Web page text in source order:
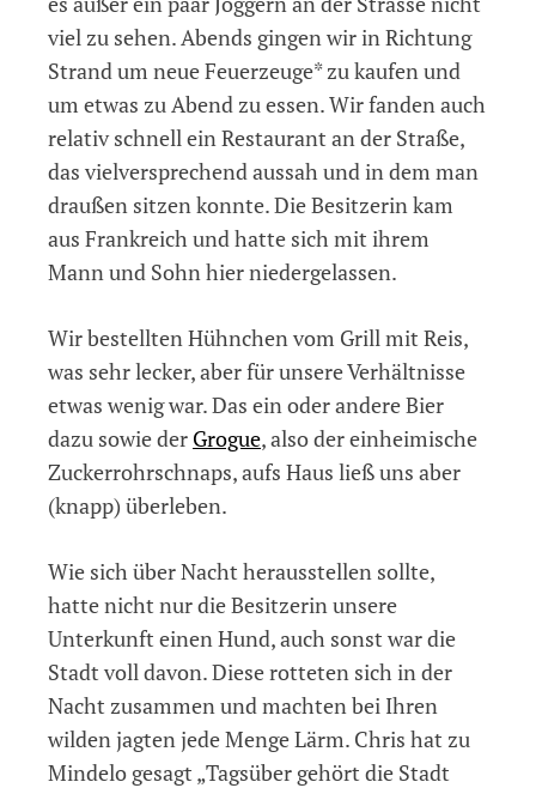
viel zu sehen. Abends gingen wir in Richtung
Strand um neue Feuerzeuge* zu kaufen und
um etwas zu Abend zu essen. Wir fanden auch
relativ schnell ein Restaurant an der Straße,
das vielversprechend aussah und in dem man
draußen sitzen konnte. Die Besitzerin kam
aus Frankreich und hatte sich mit ihrem
Mann und Sohn hier niedergelassen.
Wir bestellten Hühnchen vom Grill mit Reis,
was sehr lecker, aber für unsere Verhältnisse
etwas wenig war. Das ein oder andere Bier
dazu sowie der Grogue, also der einheimische
Zuckerrohrschnaps, aufs Haus ließ uns aber
(knapp) überleben.
Wie sich über Nacht herausstellen sollte,
hatte nicht nur die Besitzerin unsere
Unterkunft einen Hund, auch sonst war die
Stadt voll davon. Diese rotteten sich in der
Nacht zusammen und machten bei Ihren
wilden jagten jede Menge Lärm. Chris hat zu
Mindelo gesagt „Tagsüber gehört die Stadt